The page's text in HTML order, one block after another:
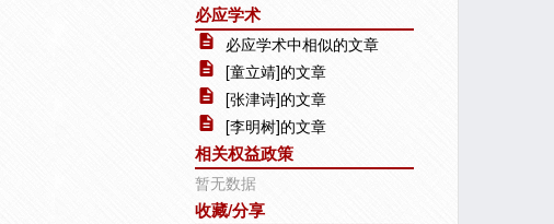
必应学术
必应学术中相似的文章
[童立靖]的文章
[张津诗]的文章
[李明树]的文章
相关权益政策
暂无数据
收藏/分享